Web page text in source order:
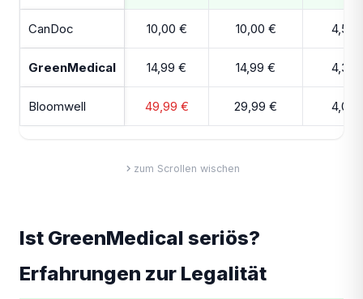
CanDoc 10,00 € 10,00 € 4,5/5
GreenMedical 14,99 € 14,99 € 4,3/5
Bloomwell 49,99 € 29,99 € 4,0/5
zum Scrollen wischen
Ist GreenMedical seriös?
Erfahrungen zur Legalität